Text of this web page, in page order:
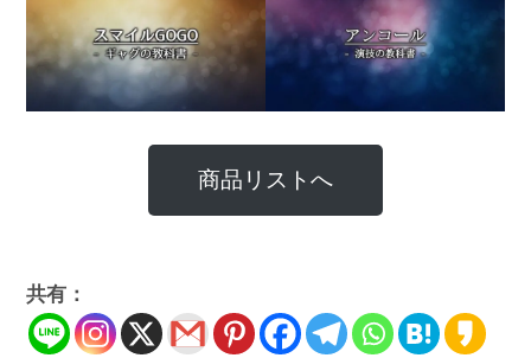
商品リストへ
共有：